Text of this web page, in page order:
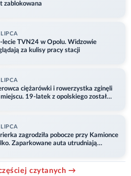
zablokowana
lecie TVN24 w Opolu. Widzowie
za kulisy pracy stacji
ciężarówki i rowerzystka zginęli
19-latek z opolskiego został
zagrodziła pobocze przy Kamionce
Zaparkowane auta utrudniają
czytanych →